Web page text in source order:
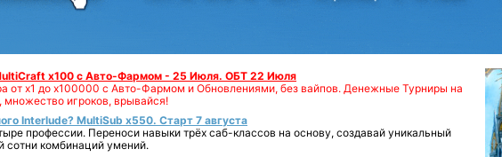
x100 с Авто-Фармом - 25 Июля. ОБТ 22 Июля
от х1 до х100000 с Авто-Фармом и Обновлениями, без вайпов. Денежные Турниры на
игроков, врывайся!
Interlude? MultiSub x550. Старт 7 августа
профессии. Переноси навыки трёх саб-классов на основу, создавай уникальный
сотни комбинаций умений.